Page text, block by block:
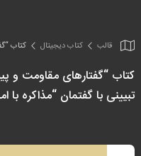
قالب کتاب دیجیتال کتاب
کتاب “گفتارهای مقاومت و
تبیینی با گفتمان “مذاکره با